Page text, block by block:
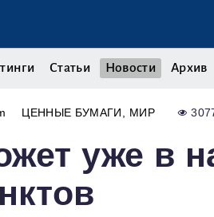
Статьи Новости Архив
ЦЕННЫЕ БУМАГИ МИР
уже в